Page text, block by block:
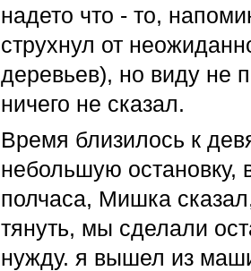
надето что - то,
струхнул от
деревьев), но виду не
ничего не сказал.
Время близилось к
небольшую
полчаса, Мишка
тянуть, мы сделали
нужду. я вышел из